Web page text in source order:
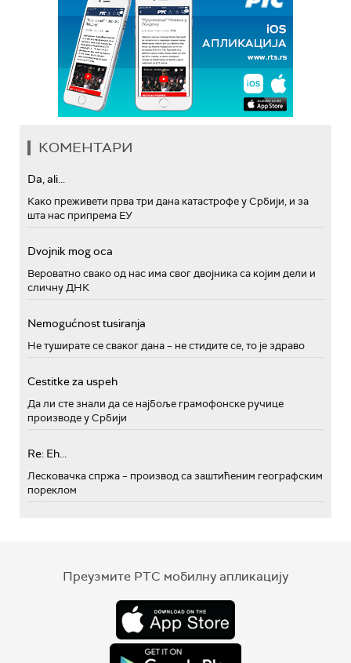
КОМЕНТАРИ
Da, ali...
Како преживети прва три дана катастрофе у Србији, и за
шта нас припрема ЕУ
Dvojnik mog oca
Вероватно свако од нас има свог двојника са којим дели и
сличну ДНК
Nemogućnost tusiranja
Не туширате се сваког дана – не стидите се, то је здраво
Cestitke za uspeh
Да ли сте знали да се најбоље грамофонске ручице
производе у Србији
Re: Eh...
Лесковачка спржа – производ са заштићеним географским
пореклом
Преузмите РТС мобилну апликацију